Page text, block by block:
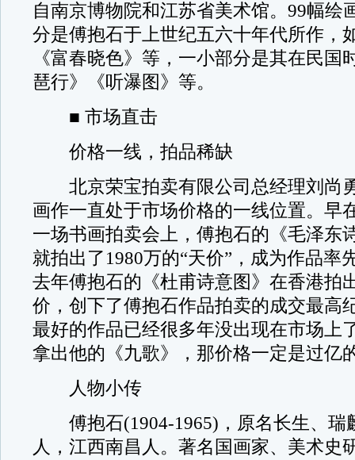
自南京博物院和江苏省美术馆。99幅绘
分是傅抱石于上世纪五六十年代所作，
《富春晓色》等，一小部分是其在民国
琶行》《听瀑图》等。
■ 市场直击
价格一线，拍品稀缺
北京荣宝拍卖有限公司总经理刘尚
画作一直处于市场价格的一线位置。早
一场书画拍卖会上，傅抱石的《毛泽东
就拍出了1980万的“天价”，成为作品率
去年傅抱石的《杜甫诗意图》在香港拍
价，创下了傅抱石作品拍卖的成交最高
最好的作品已经很多年没出现在市场上
拿出他的《九歌》，那价格一定是过亿
人物小传
傅抱石(1904-1965)，原名长生、瑞
人，江西南昌人。著名国画家、美术史